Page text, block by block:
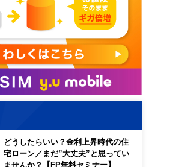
どうしたらいい？金利上昇時代の住
宅ローン／まだ”大丈夫”と思ってい
ませんか？【FP無料セミナー】